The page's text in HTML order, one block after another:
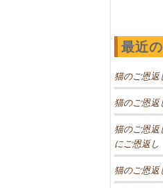
最近
猫のご恩返
猫のご恩返
猫のご恩返
にご恩返し
猫のご恩返